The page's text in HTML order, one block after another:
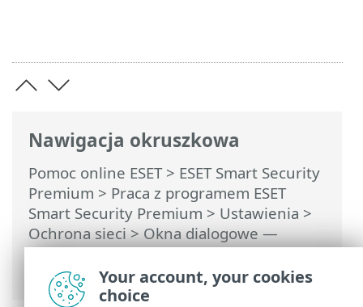
Nawigacja okruszkowa
Pomoc online ESET> ESET Smart Security
Premium > Praca z programem ESET
Smart Security Premium > Ustawienia >
Ochrona sieci> Okna dialogowe —
Ochrona sieci > Ustanawianie połączenia
— wykrywanieYour account, your cookies
choice